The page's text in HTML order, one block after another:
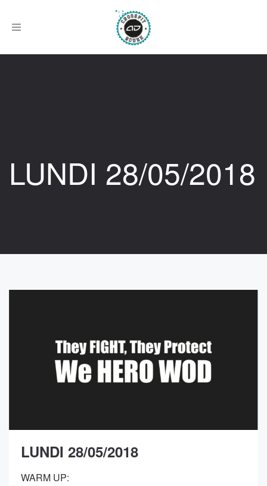
Afficher
LUNDI 28/05/2018
LUNDI 28/05/2018
WARM UP: